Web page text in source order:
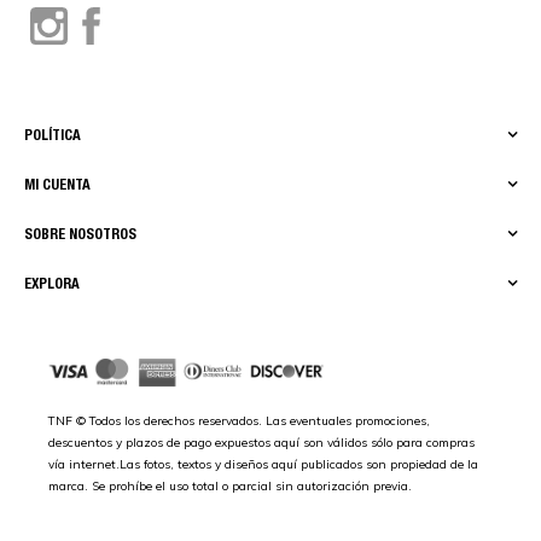
EXPLORA
SOBRE NOSOTROS
MI CUENTA
POLÍTICA
TNF © Todos los derechos reservados. Las eventuales promociones,
descuentos y plazos de pago expuestos aquí son válidos sólo para compras
vía internet.Las fotos, textos y diseños aquí publicados son propiedad de la
marca. Se prohíbe el uso total o parcial sin autorización previa.